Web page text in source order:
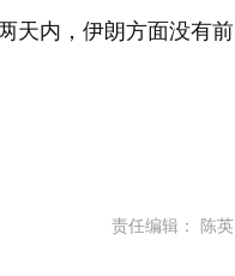
天内，伊朗方面没有前
责任编辑： 陈英